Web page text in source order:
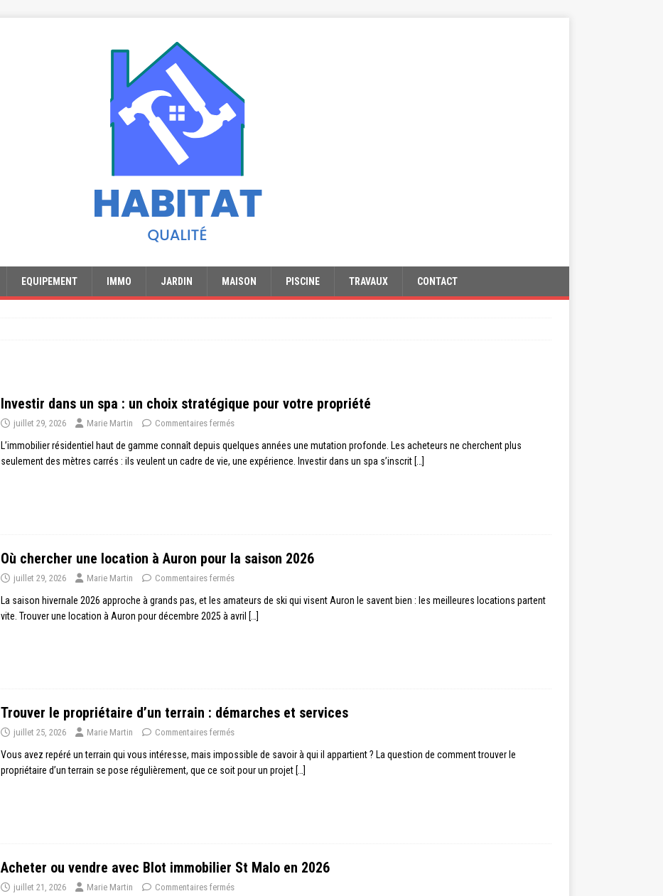
EQUIPEMENT IMMO JARDIN MAISON PISCINE TRAVAUX CONTACT
Investir dans un spa : un choix stratégique pour votre propriété
juillet 29, 2026 Marie Martin Commentaires fermés
L’immobilier résidentiel haut de gamme connaît depuis quelques années une mutation profonde. Les acheteurs ne cherchent plus
seulement des mètres carrés : ils veulent un cadre de vie, une expérience. Investir dans un spa s’inscrit […]
Où chercher une location à Auron pour la saison 2026
juillet 29, 2026 Marie Martin Commentaires fermés
La saison hivernale 2026 approche à grands pas, et les amateurs de ski qui visent Auron le savent bien : les meilleures locations partent
vite. Trouver une location à Auron pour décembre 2025 à avril […]
Trouver le propriétaire d’un terrain : démarches et services
juillet 25, 2026 Marie Martin Commentaires fermés
Vous avez repéré un terrain qui vous intéresse, mais impossible de savoir à qui il appartient ? La question de comment trouver le
propriétaire d’un terrain se pose régulièrement, que ce soit pour un projet […]
Acheter ou vendre avec Blot immobilier St Malo en 2026
juillet 21, 2026 Marie Martin Commentaires fermés